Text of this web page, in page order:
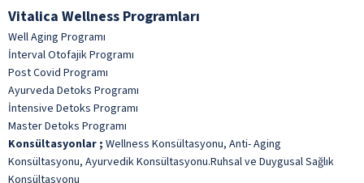
Vitalica Wellness Programları
Well Aging Programı
İnterval Otofajik Programı
Post Covid Programı
Ayurveda Detoks Programı
İntensive Detoks Programı
Master Detoks Programı
Konsültasyonlar ; Wellness Konsültasyonu, Anti- Aging
Konsültasyonu, Ayurvedik Konsültasyonu.Ruhsal ve Duygusal Sağlık
Konsültasyonu